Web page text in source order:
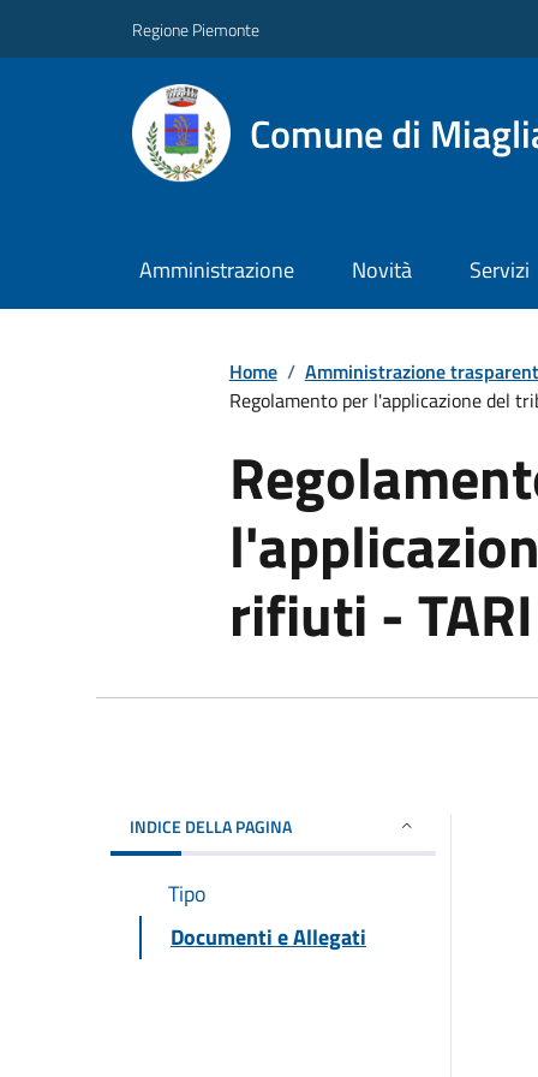
Regione Piemonte
Comune di
Amministrazione Novità Servizi
Home / Amministrazione
Regolamento per l'applicazione del
rifiuti - TARI
INDICE DELLA PAGINA
Tipo
Documenti e Allegati